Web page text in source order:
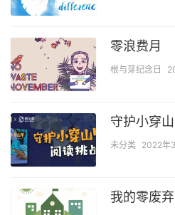
零浪费月
根与芽纪念日
守护小穿
未分类 2022年
我的零废